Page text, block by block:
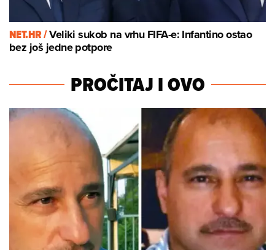
NET.HR /Veliki sukob na vrhu FIFA-e: Infantino ostao
bez još jedne potpore
PROČITAJ I OVO